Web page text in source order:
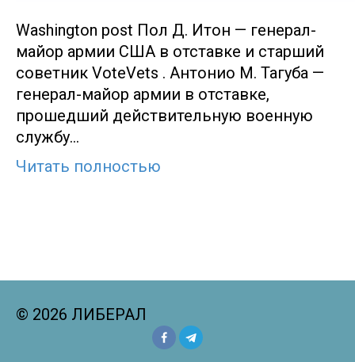
Washington post Пол Д. Итон — генерал-
майор армии США в отставке и старший
советник VoteVets . Антонио М. Тагуба —
генерал-майор армии в отставке,
прошедший действительную военную
службу…
Читать полностью
© 2026 ЛИБЕРАЛ